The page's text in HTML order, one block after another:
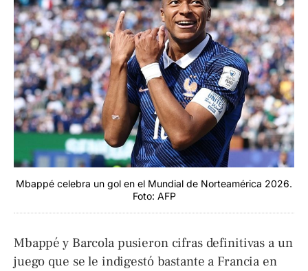
Mbappé celebra un gol en el Mundial de Norteamérica 2026.
Foto: AFP
Mbappé y Barcola pusieron cifras definitivas a un
juego que se le indigestó bastante a Francia en